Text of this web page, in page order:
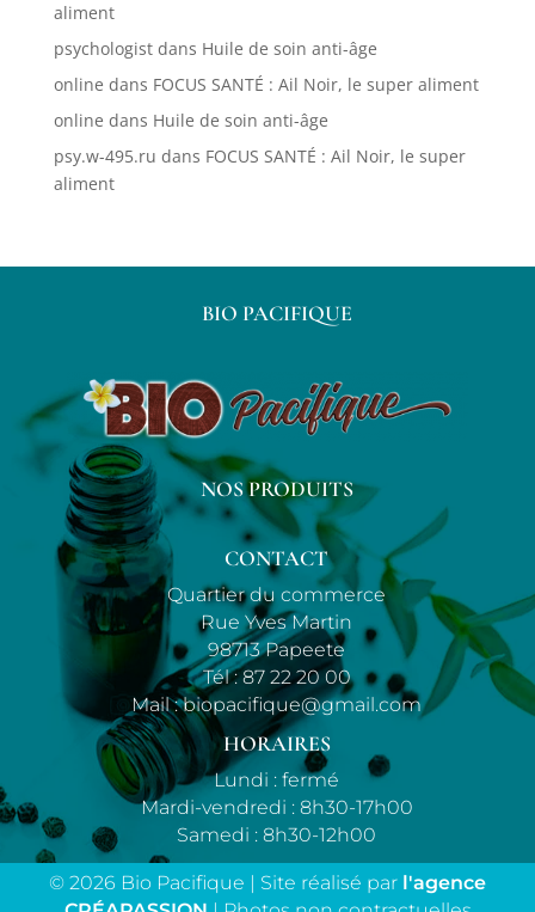
aliment
psychologistdans Huile de soin anti-âge
online dans FOCUS SANTÉ : Ail Noir, le super aliment
online dans Huile de soin anti-âge
psy.w-495.ru dans FOCUS SANTÉ : Ail Noir, le super
aliment
BIO PACIFIQUE
NOS PRODUITS
CONTACT
Quartier du commerce
Rue Yves Martin
98713 Papeete
Tél :87 22 20 00
Mail :biopacifique@gmail.com
HORAIRES
Lundi : fermé
Mardi-vendredi : 8h30-17h00
Samedi : 8h30-12h00
© 2026 Bio Pacifique | Site réalisé par l'agence